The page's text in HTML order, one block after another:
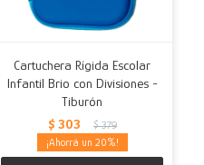
Cartuchera Rígida Escolar
Infantil Brio con Divisiones -
Tiburón
$ 303 $ 379
20